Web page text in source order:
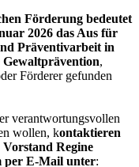
Förderung bedeutet
2026 das Aus für
Präventivarbeit in
Gewaltprävention,
Förderer gefunden
verantwortungsvollen
wollen, kontaktieren
Regine
per E-Mail unter: